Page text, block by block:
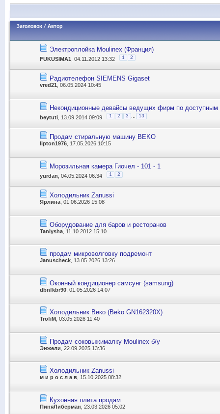
Заголовок / Автор
Электроплойка Moulinex (Франция)
FUKUSIMA1 , 04.11.2012 13:32 1 2
Радиотелефон SIEMENS Gigaset
vred21, 06.05.2024 10:45
Некондиционные девайсы ведущих фирм по доступным
beytuti , 13.09.2014 09:09 1 2 3 13
Продам стиральную машину BEKO
lipton1976, 17.05.2026 10:15
Морозильная камера Гиочел - 101 - 1
yurdan , 04.05.2024 06:34 1 2
Холодильник Zanussi
Ярлина , 01.06.2026 15:08
Оборудование для баров и ресторанов
Taniysha , 11.10.2012 15:10
продам микроволговку подремонт
Januscheck , 13.05.2026 13:26
Оконный кондиционер самсунг (samsung)
dbnfkbr90 , 01.05.2026 14:07
Холодильник Веко (Beko GN162320X)
TrofiM , 03.05.2026 11:40
Продам соковыжималку Moulinex б/у
Энжели , 22.09.2025 13:36
Холодильник Zanussi
м и р о с л а в , 15.10.2025 08:32
Кухонная плита продам
ПиняЛиберман , 23.03.2026 05:02